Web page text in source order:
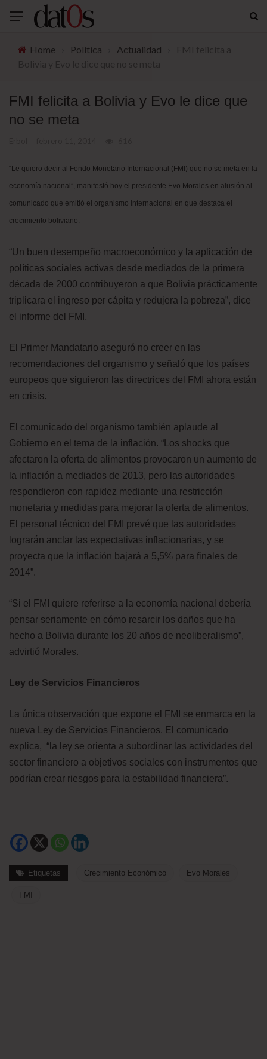
Home Política Actualidad
FMI felicita a Bolivia y Evo le dice que
no se meta
“Le quiero decir al Fondo Monetario Internacional (FMI) que no se meta en la
economía nacional”, manifestó hoy el presidente Evo Morales en alusión al
comunicado que emitió el organismo internacional en que destaca el
crecimiento boliviano.
“Un buen desempeño macroeconómico y la aplicación de
políticas sociales activas desde mediados de la primera
década de 2000 contribuyeron a que Bolivia prácticamente
triplicara el ingreso per cápita y redujera la pobreza”, dice
el informe del FMI.
El Primer Mandatario aseguró no creer en las
recomendaciones del organismo y señaló que los países
europeos que siguieron las directrices del FMI ahora están
en crisis.
El comunicado del organismo también aplaude al
Gobierno en el tema de la inflación. “Los shocks que
afectaron la oferta de alimentos provocaron un aumento de
la inflación a mediados de 2013, pero las autoridades
respondieron con rapidez mediante una restricción
monetaria y medidas para mejorar la oferta de alimentos.
El personal técnico del FMI prevé que las autoridades
lograrán anclar las expectativas inflacionarias, y se
proyecta que la inflación bajará a 5,5% para finales de
2014”.
“Si el FMI quiere referirse a la economía nacional debería
pensar seriamente en cómo resarcir los daños que ha
hecho a Bolivia durante los 20 años de neoliberalismo”,
advirtió Morales.
Ley de Servicios Financieros
La única observación que expone el FMI se enmarca en la
nueva Ley de Servicios Financieros. El comunicado
explica, “la ley se orienta a subordinar las actividades del
sector financiero a objetivos sociales con instrumentos que
podrían crear riesgos para la estabilidad financiera”.
Etiquetas Crecimiento Económico Evo Morales
FMI